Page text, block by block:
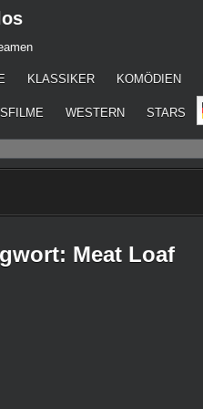
KLASSIKER KOMÖDIEN
WESTERN STARS
Meat Loaf